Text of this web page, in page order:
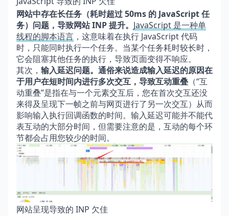
网站中存在长任务（耗时超过 50ms 的 JavaScript 任
务）问题，导致网站 INP 提升。 JavaScript 是一种单
线程的脚本语言 ，这意味着在执行 JavaScript 代码
时，只能同时执行一个任务。当某个任务耗时较长时，
它会阻塞其他任务的执行，导致页面变得不响应。
其次， 输入延迟问题。通俗来说造成输入延迟的原因在
于用户在短时间内进行多次交互，导致互动重叠 （“互
动重叠”是指在与一个元素交互后，您在首次交互还没
来得及呈现下一帧之前与网页进行了另一次交互）从而
影响输入执行回调函数的时间。输入延迟可能并不能代
表互动的大部分时间，但需要注意的是，互动的每个环
节都会占用您较少的时间。
网站呈现导致的 INP 欠佳